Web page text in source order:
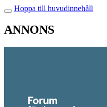
Hoppa till huvudinnehåll
ANNONS